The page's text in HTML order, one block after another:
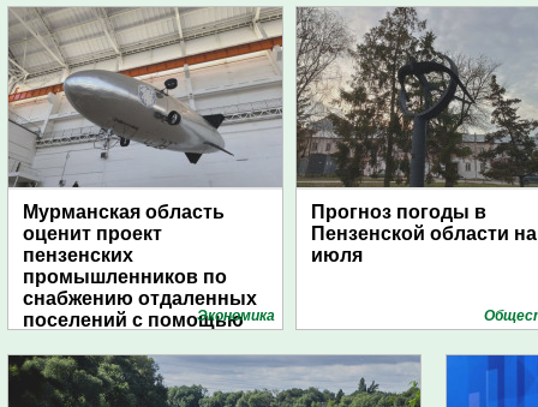
Мурманская область
оценит проект
пензенских
промышленников по
снабжению отдаленных
поселений с помощью
Экономика
Прогноз погоды в
Пензенской области
июля